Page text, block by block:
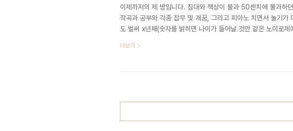
이제까지의 제 방입니다. 침대와 책상이 불과 50센치에 불과하
작곡과 공부와 각종 잡무 및 개꿈, 그리고 피아노 치면서 놀기가
도 벌써 x년째(숫자를 밝히면 나이가 들어날 것만 같은 노이로
만 나름대로 괜찮은 해결책을 찾게 되었답니다. 2013/07/21 -
허나, 반지하였던 그 공간에 7월 12일 기록적인 폭우로 인해 바
더보기